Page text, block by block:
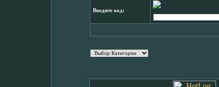
Введите код: